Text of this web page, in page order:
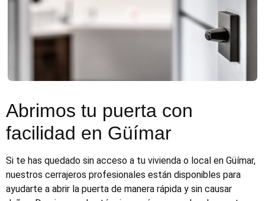
Abrimos tu puerta con
facilidad en Güímar
Si te has quedado sin acceso a tu vivienda o local en Güímar,
nuestros cerrajeros profesionales están disponibles para
ayudarte a abrir la puerta de manera rápida y sin causar